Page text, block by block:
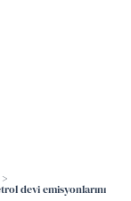
devi emisyonlarını